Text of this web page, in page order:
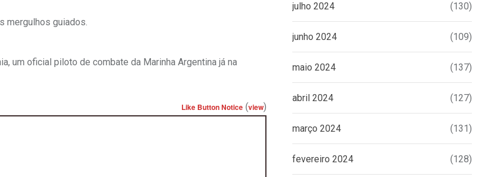
mergulhos guiados.
um oficial piloto de combate da Marinha Argentina já na
Like Button Notice (view)
julho 2024 (130)
junho 2024 (109)
maio 2024 (137)
abril 2024 (127)
março 2024 (131)
fevereiro 2024 (128)